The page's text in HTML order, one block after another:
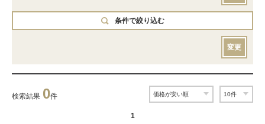
条件で絞り込む
変更
検索結果 0件
1